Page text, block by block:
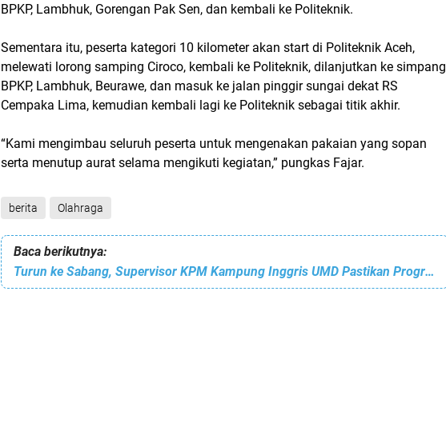
BPKP, Lambhuk, Gorengan Pak Sen, dan kembali ke Politeknik.
Sementara itu, peserta kategori 10 kilometer akan start di Politeknik Aceh,
melewati lorong samping Ciroco, kembali ke Politeknik, dilanjutkan ke simpang
BPKP, Lambhuk, Beurawe, dan masuk ke jalan pinggir sungai dekat RS
Cempaka Lima, kemudian kembali lagi ke Politeknik sebagai titik akhir.
“Kami mengimbau seluruh peserta untuk mengenakan pakaian yang sopan
serta menutup aurat selama mengikuti kegiatan,” pungkas Fajar.
berita Olahraga
Baca berikutnya:
Turun ke Sabang, Supervisor KPM Kampung Inggris UMD Pastikan Program Berjalan Lancar